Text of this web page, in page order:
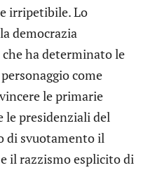
irripetibile. Lo
democrazia
ha determinato le
come
le primarie
le presidenziali del
di svuotamento il
il razzismo esplicito di